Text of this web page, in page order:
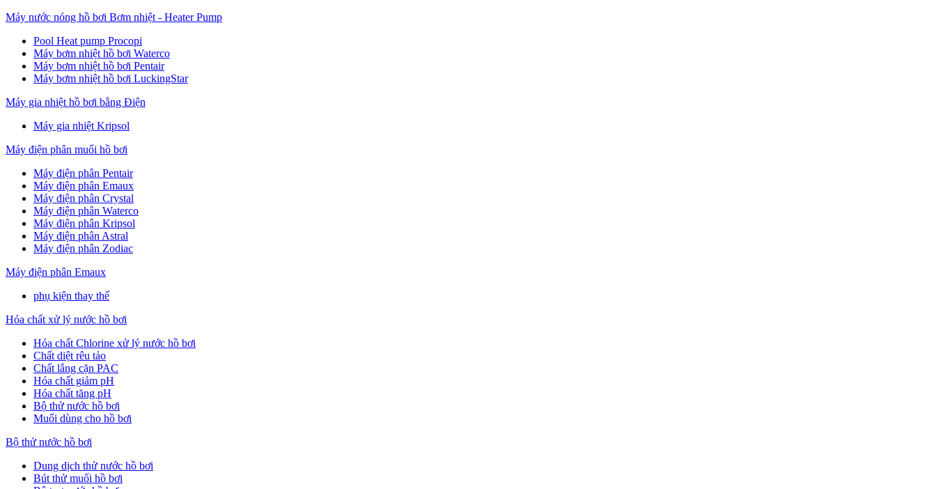
Máy nước nóng hồ bơi Bơm nhiệt - Heater Pump
Pool Heat pump Procopi
Máy bơm nhiệt hồ bơi Waterco
Máy bơm nhiệt hồ bơi Pentair
Máy bơm nhiệt hồ bơi LuckingStar
Máy gia nhiệt hồ bơi bằng Điện
Máy gia nhiệt Kripsol
Máy điện phân muối hồ bơi
Máy điện phân Pentair
Máy điện phân Emaux
Máy điện phân Crystal
Máy điện phân Waterco
Máy điện phân Kripsol
Máy điện phân Astral
Máy điện phân Zodiac
Máy điện phân Emaux
phụ kiện thay thế
Hóa chất xử lý nước hồ bơi
Hóa chất Chlorine xử lý nước hồ bơi
Chất diệt rêu tảo
Chất lắng cặn PAC
Hóa chất giảm pH
Hóa chất tăng pH
Bộ thử nước hồ bơi
Muối dùng cho hồ bơi
Bộ thử nước hồ bơi
Dung dịch thử nước hồ bơi
Bút thử muối hồ bơi